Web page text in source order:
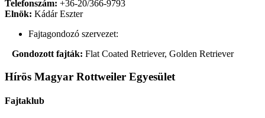
Telefonszám: +36-20/366-9793
Elnök: Kádár Eszter
Fajtagondozó szervezet:
Gondozott fajták: Flat Coated Retriever, Golden Retriever
Hírös Magyar Rottweiler Egyesület
Fajtaklub